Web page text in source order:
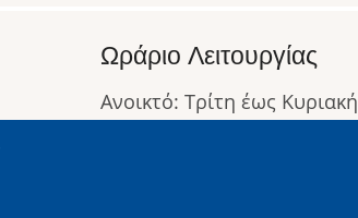
Ωράριο Λειτουργίας
Ανοικτό: Τρίτη έως Κυριακή